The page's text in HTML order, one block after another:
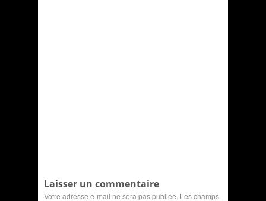
Laisser un commentaire
Votre adresse e-mail ne sera pas publiée. Les champs